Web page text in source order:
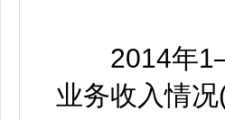
2014年
业务收入情